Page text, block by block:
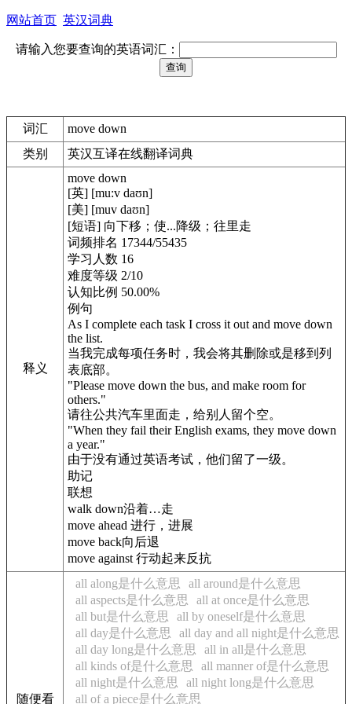
网站首页 英汉词典
请输入您要查询的英语词汇：
词汇
move down
类别
英汉互译在线翻译词典
释义
move down
[英] [mu:v daʊn]
[美] [muv daʊn]
[短语] 向下移；使...降级；往里走
词频排名 17344/55435
学习人数 16
难度等级 2/10
认知比例 50.00%
例句
As I complete each task I cross it out and move down
the list.
当我完成每项任务时，我会将其删除或是移到列
表底部。
"Please move down the bus, and make room for
others."
请往公共汽车里面走，给别人留个空。
"When they fail their English exams, they move down
a year."
由于没有通过英语考试，他们留了一级。
助记
联想
walk down沿着…走
move ahead 进行，进展
move back向后退
move against 行动起来反抗
随便看
all along是什么意思
all around是什么意思
all aspects是什么意思
all at once是什么意思
all but是什么意思
all by oneself是什么意思
all day是什么意思
all day and all night是什么意思
all day long是什么意思
all in all是什么意思
all kinds of是什么意思
all manner of是什么意思
all night是什么意思
all night long是什么意思
all of a piece是什么意思